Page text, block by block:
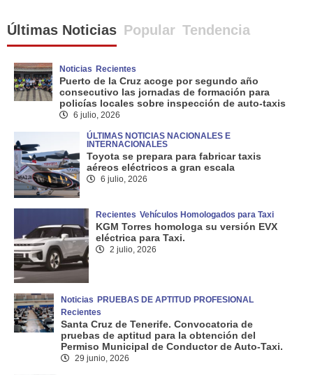
Últimas Noticias Popular Tendencia
Noticias Recientes
Puerto de la Cruz acoge por segundo año
consecutivo las jornadas de formación para
policías locales sobre inspección de auto-taxis
6 julio, 2026
ÚLTIMAS NOTICIAS NACIONALES E
INTERNACIONALES
Toyota se prepara para fabricar taxis
aéreos eléctricos a gran escala
6 julio, 2026
Recientes Vehículos Homologados para Taxi
KGM Torres homologa su versión EVX
eléctrica para Taxi.
2 julio, 2026
Noticias PRUEBAS DE APTITUD PROFESIONAL
Recientes
Santa Cruz de Tenerife. Convocatoria de
pruebas de aptitud para la obtención del
Permiso Municipal de Conductor de Auto-Taxi.
29 junio, 2026